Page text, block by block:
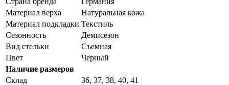
Материал верха
Натуральная кожа
Материал подкладки Текстиль
Сезонность
Демисезон
Вид стельки
Съемная
Цвет
Черный
Наличие размеров
Склад
36, 37, 38, 40, 41